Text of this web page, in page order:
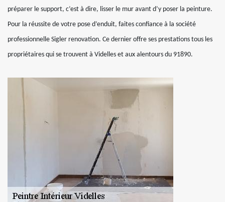
préparer le support, c’est à dire, lisser le mur avant d’y poser la peinture.
Pour la réussite de votre pose d’enduit, faites confiance à la société
professionnelle Sigler renovation. Ce dernier offre ses prestations tous les
propriétaires qui se trouvent à Videlles et aux alentours du 91890.